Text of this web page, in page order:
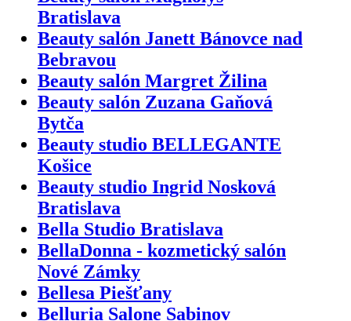
Bratislava
Beauty salón Janett Bánovce nad
Bebravou
Beauty salón Margret Žilina
Beauty salón Zuzana Gaňová
Bytča
Beauty studio BELLEGANTE
Košice
Beauty studio Ingrid Nosková
Bratislava
Bella Studio Bratislava
BellaDonna - kozmetický salón
Nové Zámky
Bellesa Piešťany
Belluria Salone Sabinov